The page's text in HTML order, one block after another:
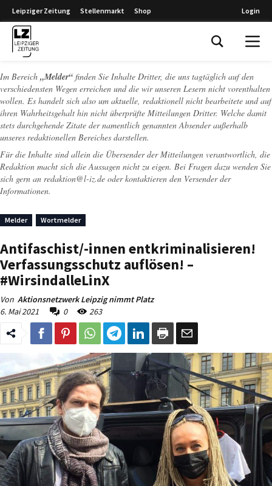
Leipziger Zeitung Stellenmarkt Shop Login
Im Bereich „Melder“ finden Sie Inhalte Dritter, die uns tagtäglich auf den
verschiedensten Wegen erreichen und die wir unseren Lesern nicht vorenthalten
wollen. Es handelt sich also um aktuelle, redaktionell nicht bearbeitete und auf
ihren Wahrheitsgehalt hin nicht überprüfte Mitteilungen Dritter. Welche damit
stets durchgehende Zitate der namentlich genannten Absender außerhalb
unseres redaktionellen Bereiches darstellen.
Für die Inhalte sind allein die Übersender der Mitteilungen verantwortlich, die
Redaktion macht sich die Aussagen nicht zu eigen. Bei Fragen dazu wenden Sie
sich gern an redaktion@l-iz.de oder kontaktieren den Versender der
Informationen.
Melder Wortmelder
Antifaschist/-innen entkriminalisieren!
Verfassungsschutz auflösen! –
#WirsindalleLinX
Von Aktionsnetzwerk Leipzig nimmt Platz
6. Mai 2021
0 263